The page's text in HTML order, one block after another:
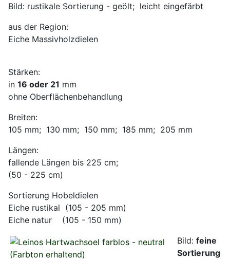
Bild: rustikale Sortierung - geölt; leicht eingefärbt
aus der Region:
Eiche Massivholzdielen
Stärken:
in 16 oder 21 mm
ohne Oberflächenbehandlung
Breiten:
105 mm; 130 mm; 150 mm; 185 mm; 205 mm
Längen:
fallende Längen bis 225 cm;
(50 - 225 cm)
Sortierung Hobeldielen
Eiche rustikal (105 - 205 mm)
Eiche natur (105 - 150 mm)
Bild: feine
Sortierung